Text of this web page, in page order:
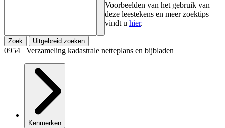
Voorbeelden van het gebruik van
deze leestekens en meer zoektips
vindt u hier.
Zoek Uitgebreid zoeken
0954 Verzameling kadastrale netteplans en bijbladen
Kenmerken